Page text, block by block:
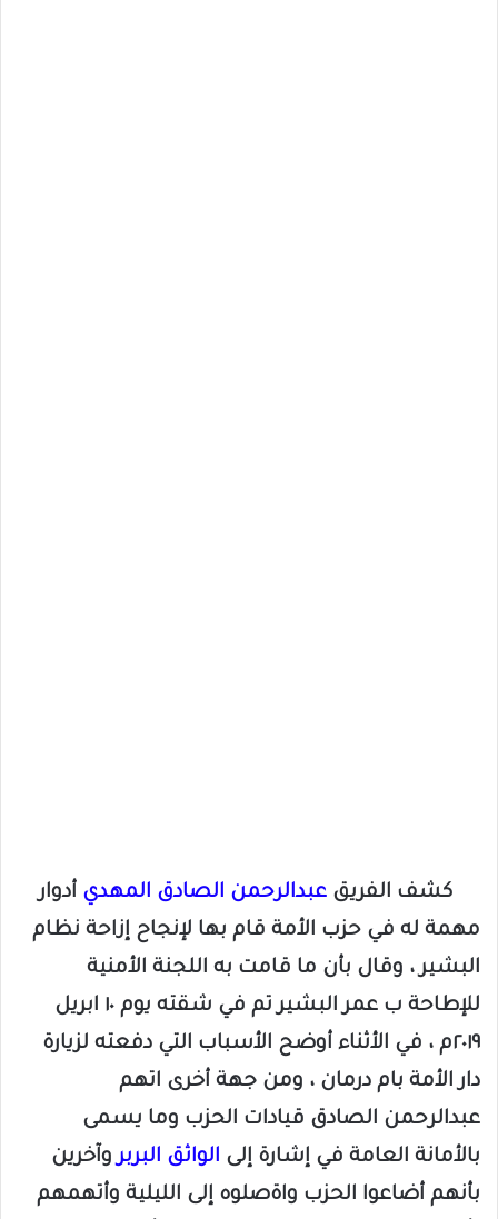
كشف الفريق عبدالرحمن الصادق المهدي أدوار
مهمة له في حزب الأمة قام بها لإنجاح إزاحة نظام
البشير ، وقال بأن ما قامت به اللجنة الأمنية
للإطاحة ب عمر البشير تم في شقته يوم ١٠ ابريل
٢٠١٩م ، في الأثناء أوضح الأسباب التي دفعته لزيارة
دار الأمة بام درمان ، ومن جهة أخرى اتهم
عبدالرحمن الصادق قيادات الحزب وما يسمى
بالأمانة العامة في إشارة إلى الواثق البربروآخرين
بأنهم أضاعوا الحزب واةصلوه إلى الليلية وأتهمهم